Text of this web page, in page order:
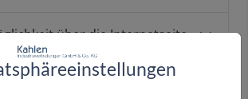
über die Internetseite
von Cookies